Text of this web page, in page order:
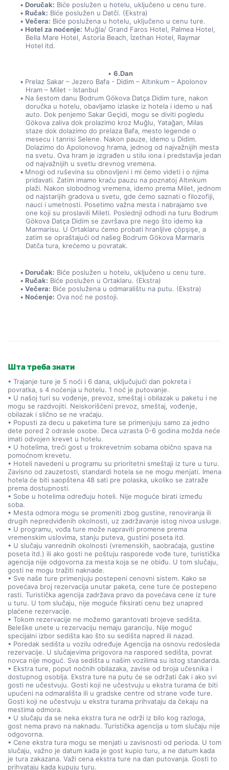
Doručak: Biće poslužen u hotelu, uključeno u cenu ture.
Ručak: Biće poslužen u Datči. (Ekstra)
Večera: Biće poslužena u hotelu, uključeno u cenu ture.
Hotel za noćenje: Muğla/ Grand Faros Hotel, Palmea Hotel,
Bella Mare Hotel, Astoria Beach, İzethan Hotel, Raymar
Hotel itd.
6.Dan
Prelaz Sakar – Jezero Bafa - Didim – Altınkum – Apolonov
Hram – Milet - Istanbul
Na šestom danu Bodrum Gökova Datça Didim ture, nakon
doručka u hotelu, obavljamo izlaske iz hotela i idemo u naš
auto. Dok penjemo Sakar Geçidi, mogu se diviti pogledu
Gökova zaliva dok prolazimo kroz Muğlu, Yatağan, Milas
staze dok dolazimo do prelaza Bafa, mesto legende o
mesecu i tanrisi Selene. Nakon pauze, idemo u Didim.
Dolazimo do Apolonovog hrama, jednog od najvažnijih mesta
na svetu. Ova hram je izgrađen u stilu iona i predstavlja jedan
od najvažnijih u svetlu drevnog vremena.
Mnogi od ruševina su obnovljeni i mi ćemo videti i o njima
pridavati. Zatim imamo kraću pauzu na poznatoj Altınkum
plaži. Nakon slobodnog vremena, idemo prema Milet, jednom
od najstarijih gradova u svetu, gde ćemo saznati o filozofiji,
nauci i umetnosti. Posetimo važna mesta i nabrajamo sve
one koji su proslavili Mileti. Poslednji odhodi na turu Bodrum
Gökova Datça Didim se završava pre nego što idemo ka
Marmarisu. U Ortaklaru ćemo probati hranljive çöpşişe, a
zatim se opraštajući od našeg Bodrum Gökova Marmaris
Datča tura, krećemo u povratak.
Doručak: Biće poslužen u hotelu, uključeno u cenu ture.
Ručak: Biće poslužen u Ortaklaru. (Ekstra)
Večera: Biće poslužena u odmaralištu na putu. (Ekstra)
Noćenje: Ova noć ne postoji.
Шта треба знати
• Trajanje ture je 5 noći i 6 dana, uključujući dan pokreta i
povratka, s 4 noćenja u hotelu. 1 noć je putovanje.
• U našoj turi su vođenje, prevoz, smeštaj i obilazak u paketu i ne
mogu se razdvojiti. Neiskorišćeni prevoz, smeštaj, vođenje,
obilazak i slično se ne vraćaju.
• Popusti za decu u paketima ture se primenjuju samo za jedno
dete pored 2 odrasle osobe. Deca uzrasta 0-6 godina možda neće
imati odvojen krevet u hotelu.
• U hotelima, treći gost u trokrevetnim sobama obično spava na
pomoćnom krevetu.
• Hoteli navedeni u programu su prioritetni smeštaji iz ture u turu.
Zavisno od zauzetosti, standardi hotela se ne mogu menjati. Imena
hotela će biti saopštena 48 sati pre polaska, ukoliko se zatraže
prema dostupnosti.
• Sobe u hotelima određuju hoteli. Nije moguće birati između
soba.
• Mesta odmora mogu se promeniti zbog gustine, renoviranja ili
drugih nepredviđenih okolnosti, uz zadržavanje istog nivoa usluge.
• U programu, vođa ture može napraviti promene prema
vremenskim uslovima, stanju puteva, gustini poseta itd.
• U slučaju vanrednih okolnosti (vremenskih, saobraćaja, gustine
poseta itd.) ili ako gosti ne poštuju rasporede vođe ture, turistička
agencija nije odgovorna za mesta koja se ne obiđu. U tom slučaju,
gosti ne mogu tražiti naknade.
• Sve naše ture primenjuju postepeni cenovni sistem. Kako se
povećava broj rezervacija unutar paketa, cene ture će postepeno
rasti. Turistička agencija zadržava pravo da povećava cene iz ture
u turu. U tom slučaju, nije moguće fiksirati cenu bez unapred
plaćene rezervacije.
• Tokom rezervacije ne možemo garantovati brojeve sedišta.
Beleške unete u rezervaciju nemaju garanciju. Nije moguć
specijalni izbor sedišta kao što su sedišta napred ili nazad.
• Poredak sedišta u vozilu određuje Agencija na osnovu redosleda
rezervacije. U slučajevima prigovora na raspored sedišta, povrat
novca nije moguć. Sva sedišta u našim vozilima su istog standarda.
• Ekstra ture, poput noćnih obilazaka, zavise od broja učesnika i
dostupnog osoblja. Ekstra ture na putu će se održati čak i ako svi
gosti ne učestvuju. Gosti koji ne učestvuju u ekstra turama će biti
upućeni na odmarališta ili u gradske centre od strane vođe ture.
Gosti koji ne učestvuju u ekstra turama prihvataju da čekaju na
mestima odmora.
• U slučaju da se neka ekstra tura ne održi iz bilo kog razloga,
gost nema pravo na naknadu. Turistička agencija u tom slučaju nije
odgovorna.
• Cene ekstra tura mogu se menjati u zavisnosti od perioda. U tom
slučaju, važno je datum kada je gost kupio turu, a ne datum kada
je tura zakazana. Važi cena ekstra ture na dan putovanja. Gosti to
prihvataju kada kupuju turu.